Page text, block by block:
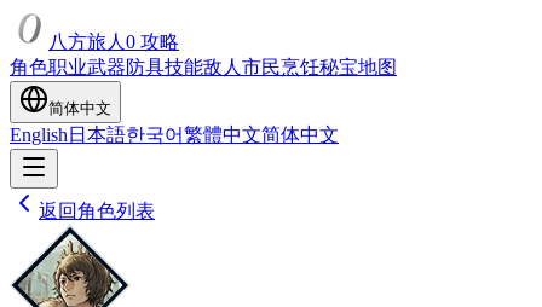
八方旅人0 攻略
角色职业武器防具技能敌人 市民烹饪秘宝地图
简体中文
English 日本語한국어繁體中文简体中文
返回角色列表